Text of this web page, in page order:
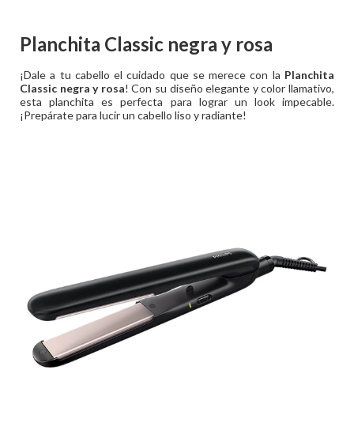
Planchita Classic negra y rosa
¡Dale a tu cabello el cuidado que se merece con la Planchita
Classic negra y rosa! Con su diseño elegante y color llamativo,
esta planchita es perfecta para lograr un look impecable.
¡Prepárate para lucir un cabello liso y radiante!